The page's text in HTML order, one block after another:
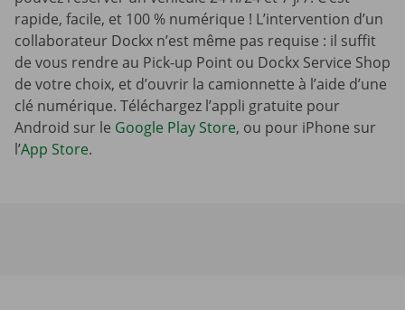
rapide, facile, et 100 % numérique ! L’intervention d’un
collaborateur Dockx n’est même pas requise : il suffit
de vous rendre au Pick-up Point ou Dockx Service Shop
de votre choix, et d’ouvrir la camionnette à l’aide d’une
clé numérique. Téléchargez l’appli gratuite pour
Android sur le Google Play Store, ou pour iPhone sur
l’App Store.